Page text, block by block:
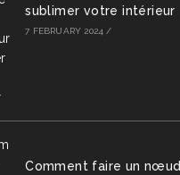
sublimer votre intérieur
7 FEBRUARY 2024 /
Comment faire un nœud